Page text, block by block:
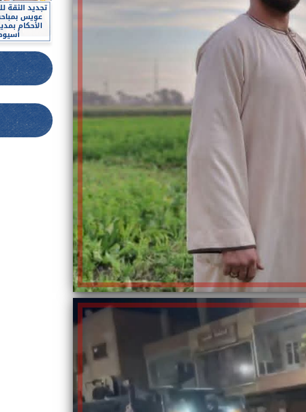
تجديد الثقة
عويس
الأحكام